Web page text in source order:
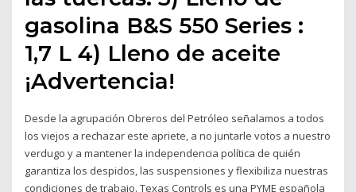
gasolina B&S 550 Series :
1,7 L 4) Lleno de aceite
¡Advertencia!
Desde la agrupación Obreros del Petróleo señalamos a todos
los viejos a rechazar este apriete, a no juntarle votos a nuestro
verdugo y a mantener la independencia política de quién
garantiza los despidos, las suspensiones y flexibiliza nuestras
condiciones de trabajo. Texas Controls es una PYME española